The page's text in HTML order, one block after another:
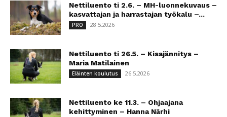
Nettiluento ti 2.6. – MH-luonnekuvaus –
kasvattajan ja harrastajan työkalu –...
PRO 28.5.2026
Nettiluento ti 26.5. – Kisajännitys –
Maria Matilainen
Eläinten koulutus 26.5.2026
Nettiluento ke 11.3. – Ohjaajana
kehittyminen – Hanna Närhi